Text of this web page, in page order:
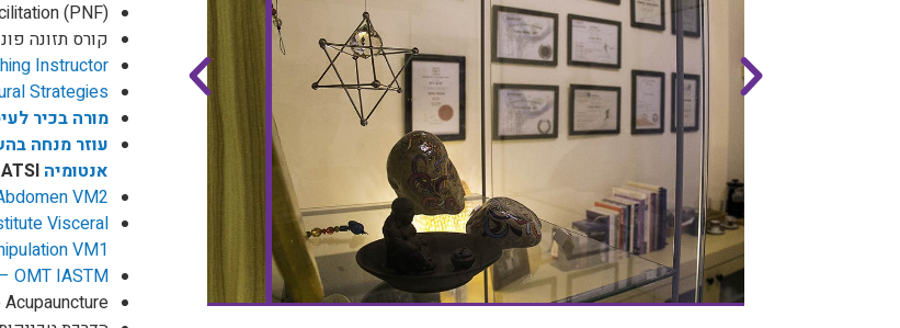
(PNF)
קורס תזונה
Instructor
Strategies
מורה בכיר
עוזר מנחה
אנטומיה
VM2
Visceral
VM1
OMT IASTM